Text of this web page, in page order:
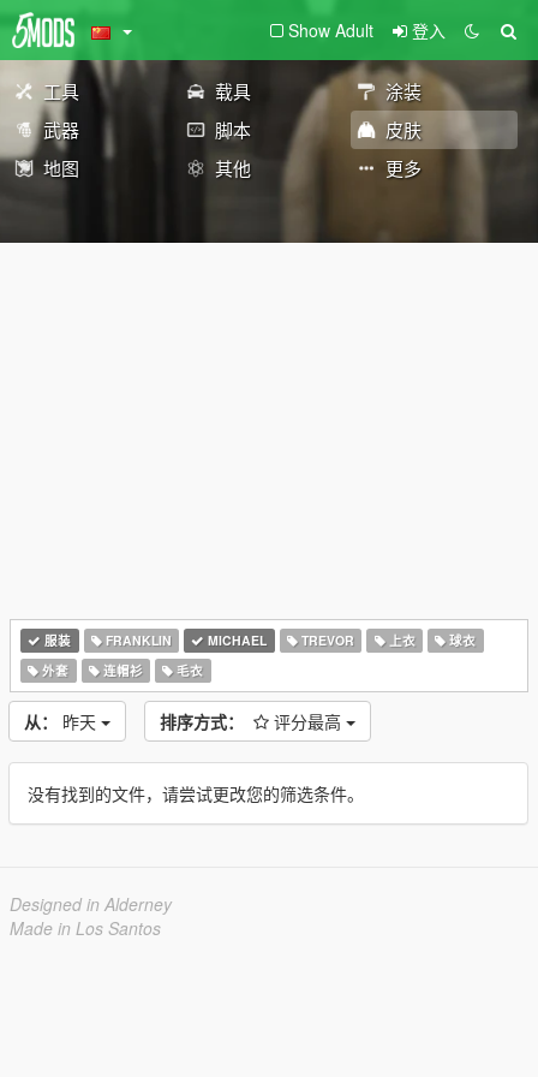
Show Adult 登入
工具 载具
涂装
武器
脚本
皮肤
地图
其他 更多
服装 FRANKLIN MICHAEL TREVOR 上衣
球衣
外套
连帽衫 毛衣
从： 昨天 排序方式： 评分最高
没有找到的文件，请尝试更改您的筛选条件。
Designed in Alderney
Made in Los Santos